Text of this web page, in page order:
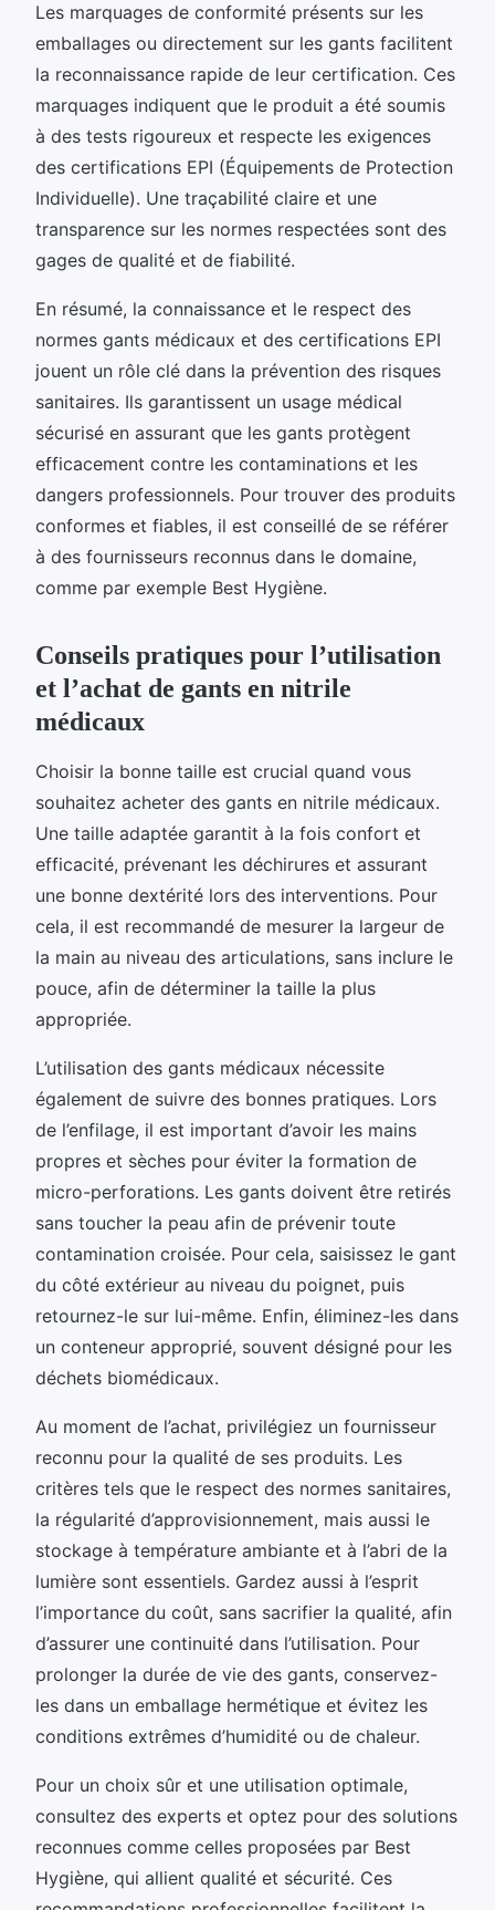
Les marquages de conformité présents sur les
emballages ou directement sur les gants facilitent
la reconnaissance rapide de leur certification. Ces
marquages indiquent que le produit a été soumis
à des tests rigoureux et respecte les exigences
des certifications EPI (Équipements de Protection
Individuelle). Une traçabilité claire et une
transparence sur les normes respectées sont des
gages de qualité et de fiabilité.
En résumé, la connaissance et le respect des
normes gants médicaux et des certifications EPI
jouent un rôle clé dans la prévention des risques
sanitaires. Ils garantissent un usage médical
sécurisé en assurant que les gants protègent
efficacement contre les contaminations et les
dangers professionnels. Pour trouver des produits
conformes et fiables, il est conseillé de se référer
à des fournisseurs reconnus dans le domaine,
comme par exemple Best Hygiène.
Conseils pratiques pour l’utilisation
et l’achat de gants en nitrile
médicaux
Choisir la bonne taille est crucial quand vous
souhaitez acheter des gants en nitrile médicaux.
Une taille adaptée garantit à la fois confort et
efficacité, prévenant les déchirures et assurant
une bonne dextérité lors des interventions. Pour
cela, il est recommandé de mesurer la largeur de
la main au niveau des articulations, sans inclure le
pouce, afin de déterminer la taille la plus
appropriée.
L’utilisation des gants médicaux nécessite
également de suivre des bonnes pratiques. Lors
de l’enfilage, il est important d’avoir les mains
propres et sèches pour éviter la formation de
micro-perforations. Les gants doivent être retirés
sans toucher la peau afin de prévenir toute
contamination croisée. Pour cela, saisissez le gant
du côté extérieur au niveau du poignet, puis
retournez-le sur lui-même. Enfin, éliminez-les dans
un conteneur approprié, souvent désigné pour les
déchets biomédicaux.
Au moment de l’achat, privilégiez un fournisseur
reconnu pour la qualité de ses produits. Les
critères tels que le respect des normes sanitaires,
la régularité d’approvisionnement, mais aussi le
stockage à température ambiante et à l’abri de la
lumière sont essentiels. Gardez aussi à l’esprit
l’importance du coût, sans sacrifier la qualité, afin
d’assurer une continuité dans l’utilisation. Pour
prolonger la durée de vie des gants, conservez-
les dans un emballage hermétique et évitez les
conditions extrêmes d’humidité ou de chaleur.
Pour un choix sûr et une utilisation optimale,
consultez des experts et optez pour des solutions
reconnues comme celles proposées par Best
Hygiène, qui allient qualité et sécurité. Ces